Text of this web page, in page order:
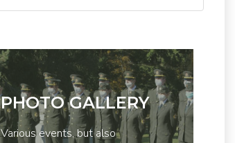
PHOTO GALLERY
Various events, but also